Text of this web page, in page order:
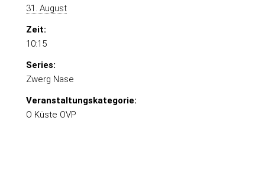
31. August
Zeit:
10:15
Series:
Zwerg Nase
Veranstaltungskategorie:
O Küste OVP